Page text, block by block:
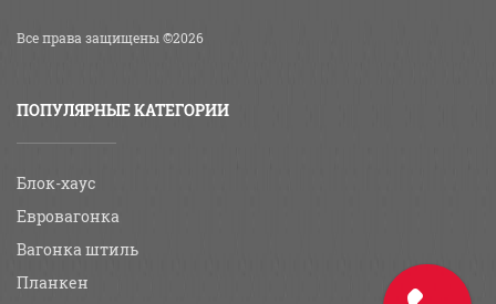
Все права защищены ©2026
ПОПУЛЯРНЫЕ КАТЕГОРИИ
Блок-хаус
Евровагонка
Вагонка штиль
Планкен